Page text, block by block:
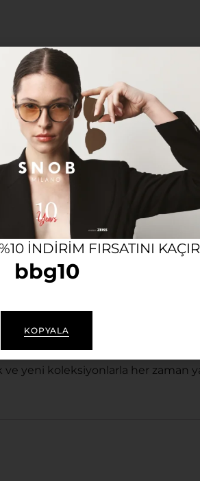
SEÇENEĞI
Ek bilgi
KADIN
, sıcak kahverengi asetat
uyum sağlayarak günlük
yeni koleksiyonlarla her zaman
INDIRIM FIRSATINI
bbg10
KOPYALA